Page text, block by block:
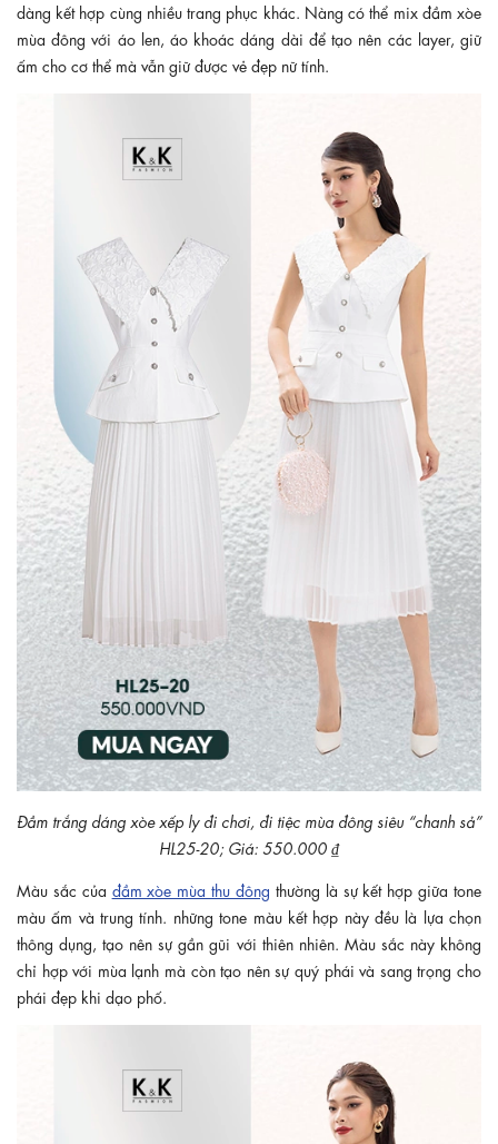
dàng kết hợp cùng nhiều trang phục khác. Nàng có thể mix đầm xòe
mùa đông với áo len, áo khoác dáng dài để tạo nên các layer, giữ
ấm cho cơ thể mà vẫn giữ được vẻ đẹp nữ tính.
Đầm trắng dáng xòe xếp ly đi chơi, đi tiệc mùa đông siêu “chanh sả”
HL25-20; Giá: 550.000 ₫
Màu sắc của đầm xòe mùa thu đông thường là sự kết hợp giữa tone
màu ấm và trung tính. những tone màu kết hợp này đều là lựa chọn
thông dụng, tạo nên sự gần gũi với thiên nhiên. Màu sắc này không
chỉ hợp với mùa lạnh mà còn tạo nên sự quý phái và sang trọng cho
phái đẹp khi dạo phố.